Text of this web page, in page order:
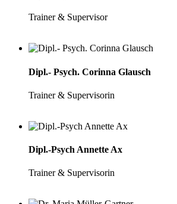
Trainer & Supervisor
Dipl.- Psych. Corinna Glausch
Trainer & Supervisorin
Dipl.-Psych Annette Ax
Trainer & Supervisorin